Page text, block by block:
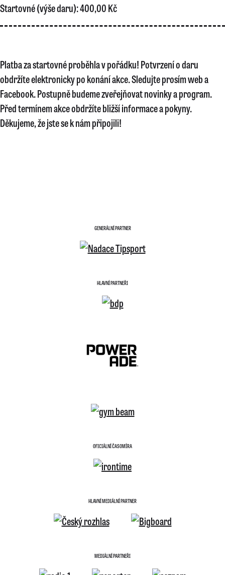
Startovné (výše daru):400,00 Kč
Platba za startovné proběhla v pořádku! Potvrzení o daru
obdržíte elektronicky po konání akce. Sledujte prosím web a
Facebook. Postupně budeme zveřejňovat novinky a program.
Před termínem akce obdržíte bližší informace a pokyny.
Děkujeme, že jste se k nám připojili!
GENERÁLNÍ PARTNER
HLAVNÍ PARTNEŘI
OFICIÁLNÍ ČASOMÍRA
HLAVNÍ MEDIÁLNÍ PARTNER
MEDIÁLNÍ PARTNEŘI